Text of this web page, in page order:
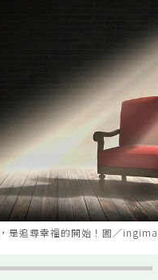
是追尋幸福的開始！圖／